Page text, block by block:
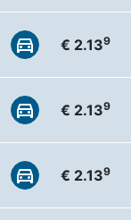
€ 2.139
€ 2.139
€ 2.139